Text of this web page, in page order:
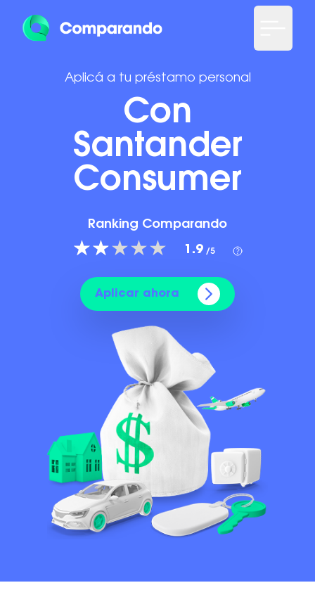
Aplicá a tu préstamo personal
Con
Santander
Consumer
Ranking Comparando
1.9 /5
Aplicar ahora